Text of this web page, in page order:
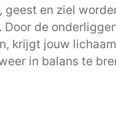
geest en ziel
Door de
krijgt jouw
in balans te